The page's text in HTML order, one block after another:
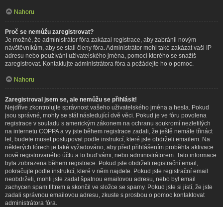
Nahoru
Proč se nemůžu zaregistrovat?
Je možné, že administrátor fóra zakázal registrace, aby zabránil novým
návštěvníkům, aby se stali členy fóra. Administrátor mohl také zakázat vaši IP
adresu nebo používání uživatelského jména, pomocí kterého se snažíš
zaregistrovat. Kontaktujte administrátora fóra a požádejte ho o pomoc.
Nahoru
Zaregistroval jsem se, ale nemůžu se přihlásit!
Nejdříve zkontrolujte správnost vašeho uživatelského jména a hesla. Pokud
jsou správné, mohly se stát následující dvě věci. Pokud je ve fóru povolena
registrace v souladu s americkým zákonem na ochranu soukromí nezletilých
na internetu COPPA a vy jste během registrace zadali, že ještě nemáte třináct
let, budete muset postupovat podle instrukcí, které jste obdrželi emailem. Na
některých fórech je také vyžadováno, aby před přihlášením proběhla aktivace
nově registrovaného účtu a to buď vámi, nebo administrátorem. Tato informace
byla zobrazena během registrace. Pokud jste obdrželi registrační email,
pokračujte podle instrukcí, které v něm najdete. Pokud jste registrační email
neobdrželi, mohli jste zadat špatnou emailovou adresu, nebo byl email
zachycen spam filtrem a skončil ve složce se spamy. Pokud jste si jistí, že jste
zadali správnou emailovou adresu, zkuste s prosbou o pomoc kontaktovat
administrátora fóra.